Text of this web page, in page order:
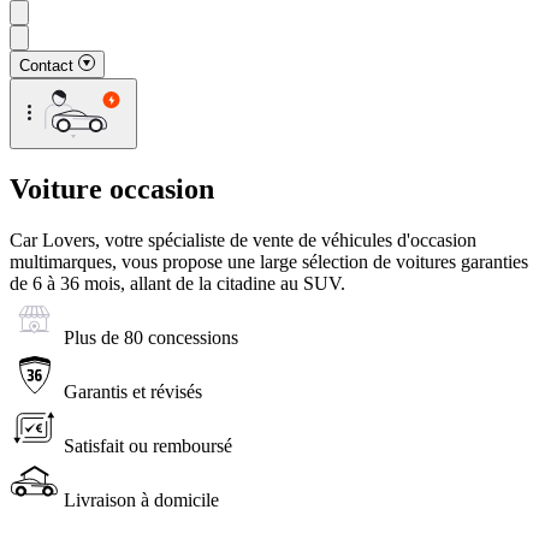
Contact
Voiture occasion
Car Lovers, votre spécialiste de vente de véhicules d'occasion
multimarques, vous propose une large sélection de voitures garanties
de 6 à 36 mois, allant de la citadine au SUV.
Plus de 80 concessions
Garantis et révisés
Satisfait ou remboursé
Livraison à domicile